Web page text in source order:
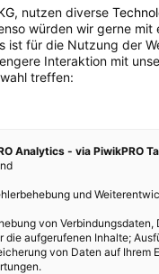
Laub in die Erde
es dazu braucht ist
eines
Ecke des Gartens
Monate feucht halten.
dann genügt ein
die
Laub verwest nicht nur
, nutzen diverse
würden wir gerne mit
ist für die Nutzung der
Interaktion mit
treffen:
Analytics - via PiwikPRO
und
von Verbindungsdaten,
die aufgerufenen Inhalte;
von Daten auf Ihrem